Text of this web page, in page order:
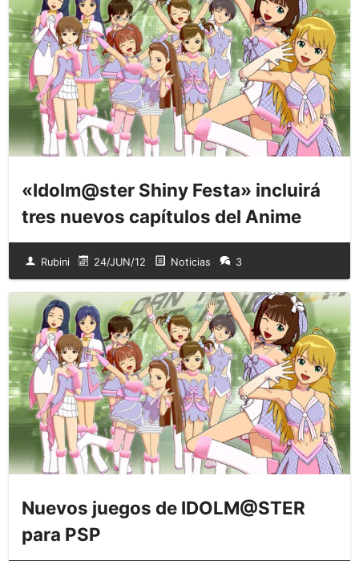
«Idolm@ster Shiny Festa» incluirá
tres nuevos capítulos del Anime
Rubini 24/JUN/12 Noticias 3
Nuevos juegos de IDOLM@STER
para PSP